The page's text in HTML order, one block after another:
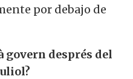
por debajo de
govern després del